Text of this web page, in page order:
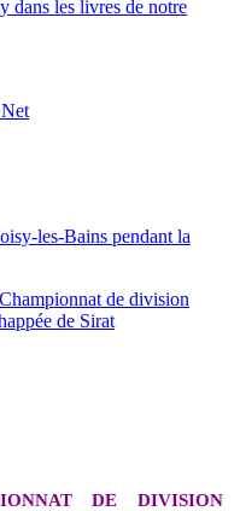
dans les livres de notre
les-Bains pendant la
de division
de Sirat
DE DIVISION